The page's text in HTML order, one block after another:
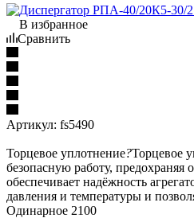
В избранное
Сравнить
Артикул: fs5490
Торцевое уплотнение?Торцевое
безопасную работу, предохраняя
обеспечивает надёжность
давления и температуры и
Одинарное 2100